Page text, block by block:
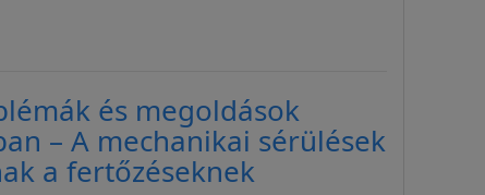
és megoldások
– A mechanikai sérülések
a fertőzéseknek